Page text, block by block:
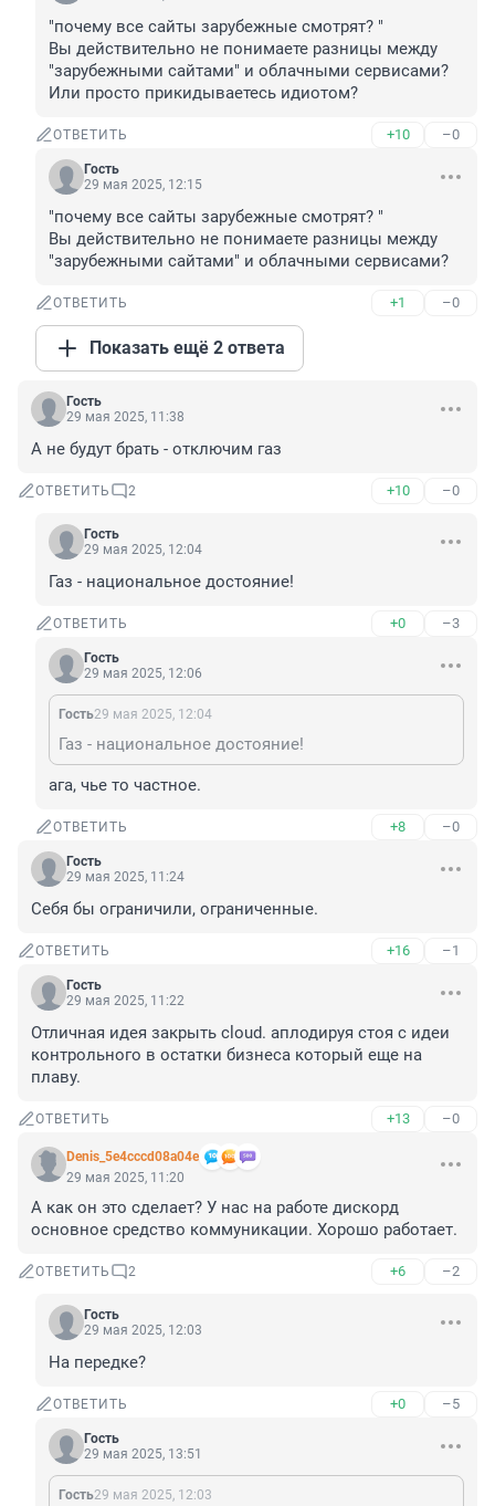
"почему все сайты зарубежные смотрят? "
Вы действительно не понимаете разницы между
"зарубежными сайтами" и облачными сервисами?
Или просто прикидываетесь идиотом?
ОТВЕТИТЬ +10 –0
Гость
29 мая 2025, 12:15
"почему все сайты зарубежные смотрят? "
Вы действительно не понимаете разницы между
"зарубежными сайтами" и облачными сервисами?
ОТВЕТИТЬ +1 –0
Показать ещё 2 ответа
Гость
29 мая 2025, 11:38
А не будут брать - отключим газ
ОТВЕТИТЬ 2 +10 –0
Гость
29 мая 2025, 12:04
Газ - национальное достояние!
ОТВЕТИТЬ +0 –3
Гость
29 мая 2025, 12:06
Гость29 мая 2025, 12:04
Газ - национальное достояние!
ага, чье то частное.
ОТВЕТИТЬ +8 –0
Гость
29 мая 2025, 11:24
Себя бы ограничили, ограниченные.
ОТВЕТИТЬ +16 –1
Гость
29 мая 2025, 11:22
Отличная идея закрыть cloud. аплодируя стоя с идеи
контрольного в остатки бизнеса который еще на
плаву.
ОТВЕТИТЬ +13 –0
Denis_5e4cccd08a04e
29 мая 2025, 11:20
А как он это сделает? У нас на работе дискорд
основное средство коммуникации. Хорошо работает.
ОТВЕТИТЬ 2 +6 –2
Гость
29 мая 2025, 12:03
На передке?
ОТВЕТИТЬ +0 –5
Гость
29 мая 2025, 13:51
Гость29 мая 2025, 12:03